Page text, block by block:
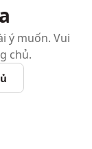
ý muốn. Vui
chủ.